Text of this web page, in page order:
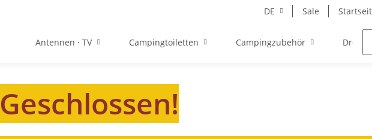
DE Sale
Antennen · TV Campingtoiletten Campingzubehör
Geschlossen!